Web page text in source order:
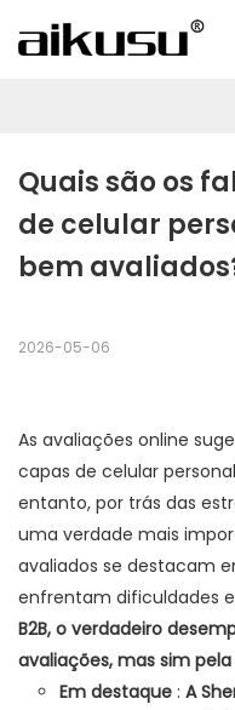
Quais são os
de celular
bem
2026-05-06
As avaliações online
capas de celular
entanto, por trás das
uma verdade mais
avaliados se destacam
enfrentam dificuldades
B2B, o verdadeiro
avaliações, mas sim
Em destaque: A